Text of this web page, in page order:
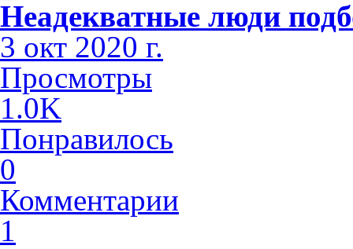
Неадекватные люди
3 окт 2020 г.
Просмотры
1.0K
Понравилось
0
Комментарии
1